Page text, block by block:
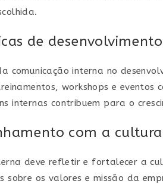
de
comunicação interna no
workshops e eventos
internas contribuem para o
com a
deve refletir e fortalecer a
sobre os valores e missão da